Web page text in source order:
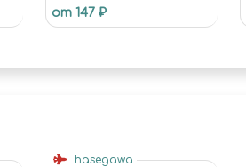
от 147 ₽
hasegawa